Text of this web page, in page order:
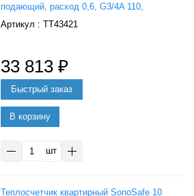
подающий, расход 0,6, G3/4A 110,
Danfoss 014U0030P
: ТТ43421
33 813 ₽
В корзину
шт
Теплосчетчик квартирный SonoSafe 10